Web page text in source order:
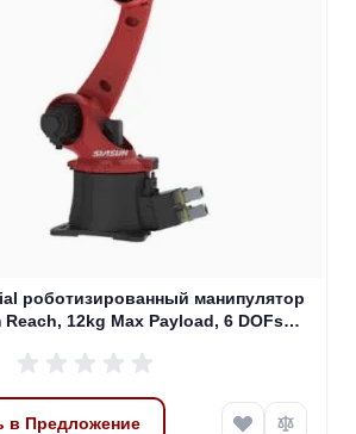
роботизированный манипулятор
Reach, 12kg Max Payload, 6 DOFs
в Предложение